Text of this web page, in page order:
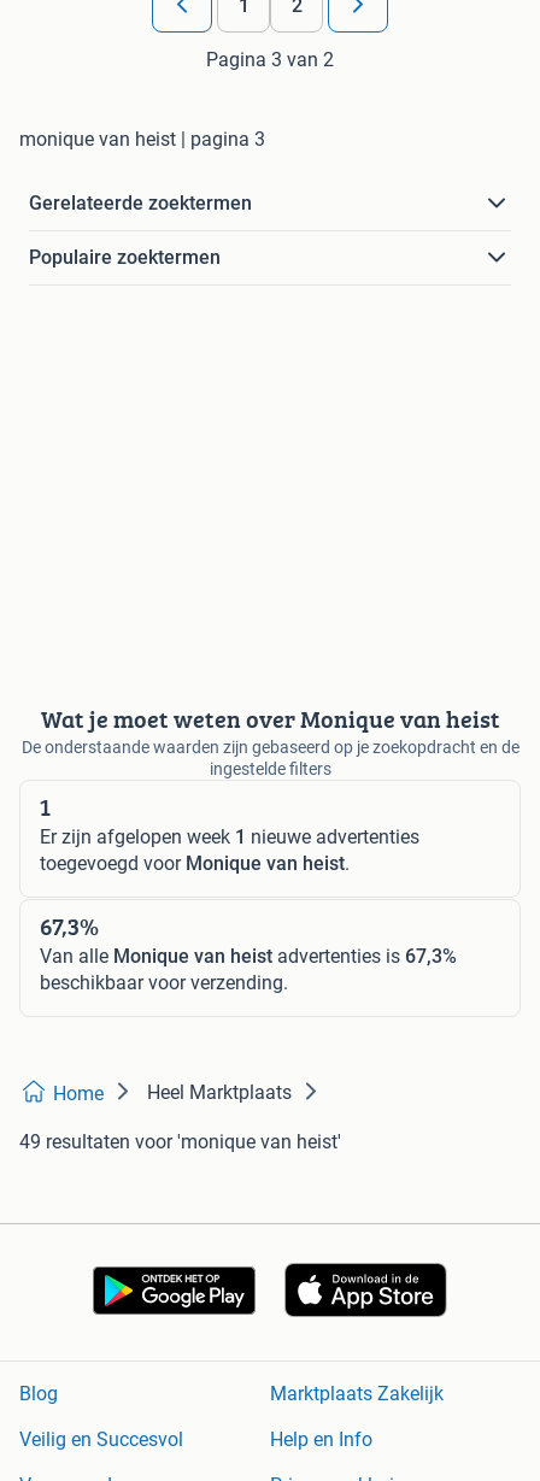
1 2
Pagina 3 van 2
monique van heist | pagina 3
Gerelateerde zoektermen
Populaire zoektermen
Wat je moet weten over Monique van heist
De onderstaande waarden zijn gebaseerd op je zoekopdracht en de
ingestelde filters
1
Er zijn afgelopen week 1 nieuwe advertenties
toegevoegd voor Monique van heist.
67,3%
Van alle Monique van heist advertenties is 67,3%
beschikbaar voor verzending.
Home Heel Marktplaats
49 resultaten voor 'monique van heist'
Blog
Marktplaats Zakelijk
Veilig en Succesvol
Help en Info